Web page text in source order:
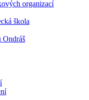
organizací
škola
Ondráš